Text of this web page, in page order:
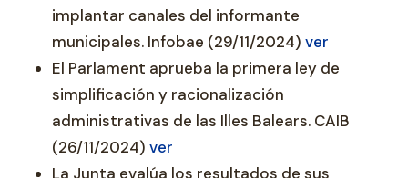
implantar canales del informante
municipales. Infobae (29/11/2024) ver
El Parlament aprueba la primera ley de
simplificación y racionalización
administrativas de las Illes Balears. CAIB
(26/11/2024) ver
La Junta evalúa los resultados de sus